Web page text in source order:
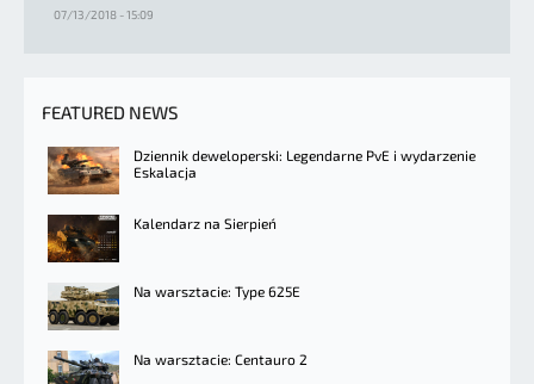
07/13/2018 - 15:09
FEATURED NEWS
Dziennik deweloperski: Legendarne PvE i wydarzenie
Eskalacja
Kalendarz na Sierpień
Na warsztacie: Type 625E
Na warsztacie: Centauro 2